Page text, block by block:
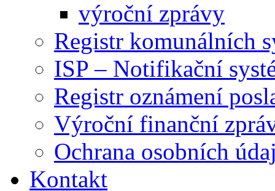
výroční zprávy
Registr komunálních
ISP – Notifikační
Registr oznámení
Výroční finanční
Ochrana osobních
Kontakt